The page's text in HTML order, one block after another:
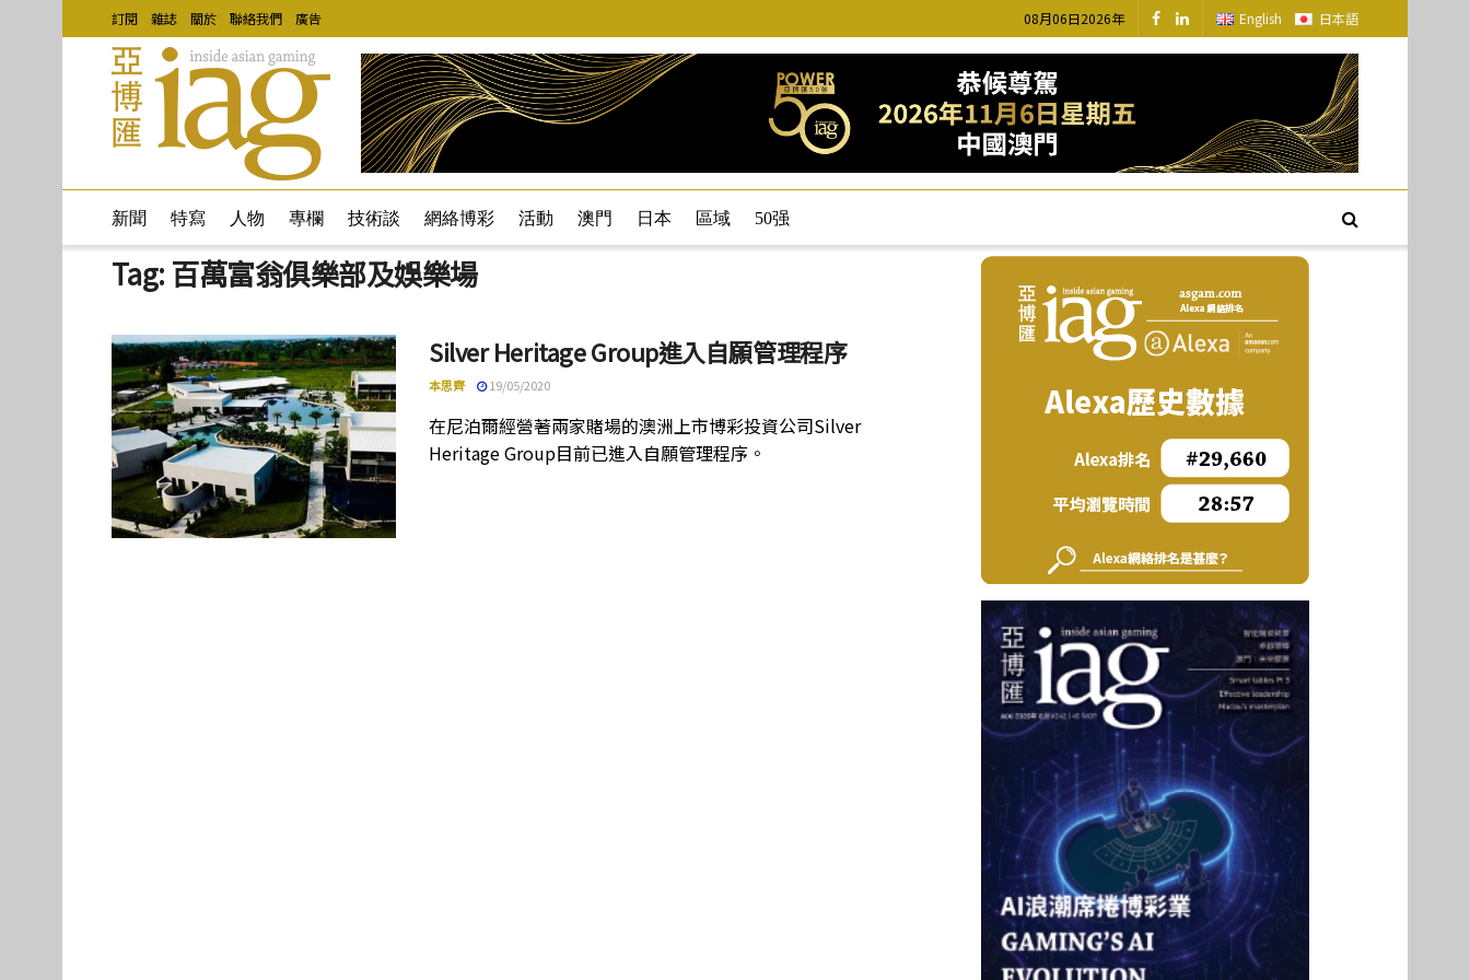
訂閱 雜誌 關於 聯絡我們 廣告 08月06日2026年 English 日本語
新聞 特寫 人物 專欄 技術談 網絡博彩 活動 澳門 日本 區域 50强
Tag: 百萬富翁俱樂部及娛樂場
Silver Heritage Group進入自願管理程序
本思齊 19/05/2020
在尼泊爾經營著兩家賭場的澳洲上市博彩投資公司Silver
Heritage Group目前已進入自願管理程序。